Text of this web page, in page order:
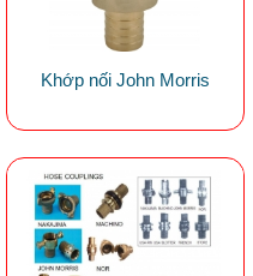
Khớp nối John Morris